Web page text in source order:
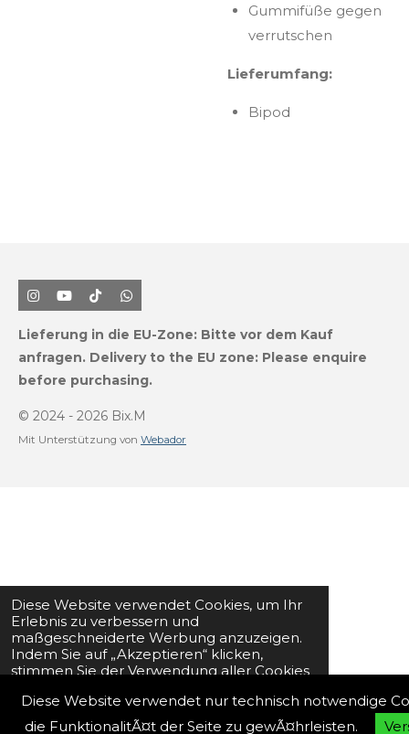
Diese Website verwendet Cookies, um Ihr
Erlebnis zu verbessern und
maßgeschneiderte Werbung anzuzeigen.
Indem Sie auf „Akzeptieren“ klicken,
stimmen Sie der Verwendung aller Cookies
Ablehnen Zustimmen
Gummifüße gegen
verrutschen
Lieferumfang:
Bipod
I
n
t
a
r
m
Y
o
T
u
e
T
i
k
T
o
W
h
t
s
p
Lieferung in die EU-Zone: Bitte vor dem Kauf
anfragen. Delivery to the EU zone: Please enquire
before purchasing.
© 2024 - 2026 Bix.M
Mit Unterstützung von Webador
Diese Website verwendet nur technisch notwendige
die FunktionalitÃ¤t der Seite zu gewÃ¤hrleisten.